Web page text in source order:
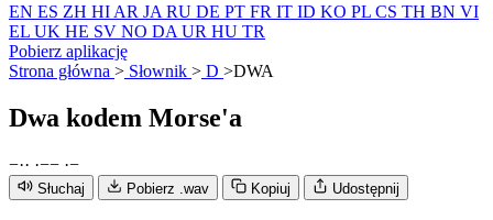
EN ES ZH HI AR JA RU DE PT FR IT ID KO PL CS TH BN VI
EL UK HE SV NO DA UR HU TR
Pobierz aplikację
Strona główna > Słownik > D >DWA
Dwa kodem Morse'a
−·· ·−− ·−
Słuchaj Pobierz .wav Kopiuj Udostępnij